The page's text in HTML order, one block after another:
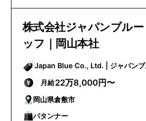
株式会社ジャパンブルー
ッフ｜岡山本社
Japan Blue Co., Ltd. | ジ
月給22万8,000円〜
岡山県倉敷市
パタンナー